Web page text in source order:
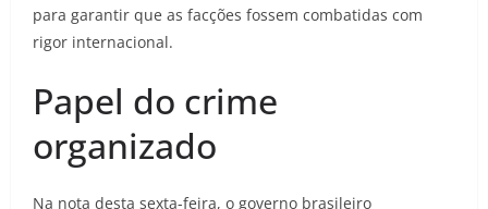
para garantir que as facções fossem combatidas com
rigor internacional.
Papel do crime
organizado
Na nota desta sexta-feira, o governo brasileiro